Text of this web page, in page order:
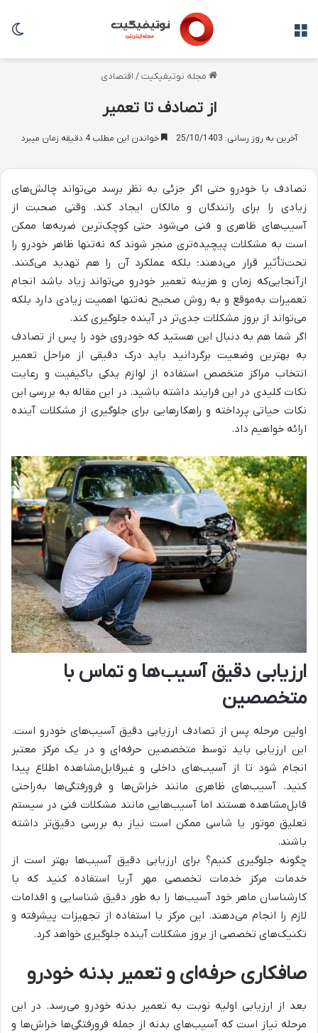
مجله نوتیفیکیت/ اقتصادی
از تصادف تا تعمیر
آخرین به روز رسانی: 25/10/1403 خواندن این مطلب 4 دقیقه زمان میبرد
تصادف با خودرو حتی اگر جزئی به نظر برسد می‌تواند چالش‌های
زیادی را برای رانندگان و مالکان ایجاد کند. وقتی صحبت از
آسیب‌های ظاهری و فنی می‌شود حتی کوچک‌ترین ضربه‌ها ممکن
است به مشکلات پیچیده‌تری منجر شوند که نه‌تنها ظاهر خودرو را
تحت‌تأثیر قرار می‌دهند؛ بلکه عملکرد آن را هم تهدید می‌کنند.
ازآنجایی‌که زمان و هزینه تعمیر خودرو می‌تواند زیاد باشد انجام
تعمیرات به‌موقع و به روش صحیح نه‌تنها اهمیت زیادی دارد بلکه
می‌تواند از بروز مشکلات جدی‌تر در آینده جلوگیری کند.
اگر شما هم به دنبال این هستید که خودروی خود را پس از تصادف
به بهترین وضعیت برگردانید باید درک دقیقی از مراحل تعمیر
انتخاب مراکز متخصص استفاده از لوازم یدکی باکیفیت و رعایت
نکات کلیدی در این فرایند داشته باشید. در این مقاله به بررسی این
نکات حیاتی پرداخته و راهکارهایی برای جلوگیری از مشکلات آینده
ارائه خواهیم داد.
ارزیابی دقیق آسیب‌ها و تماس با
متخصصین
اولین مرحله پس از تصادف ارزیابی دقیق آسیب‌های خودرو است.
این ارزیابی باید توسط متخصصین حرفه‌ای و در یک مرکز معتبر
انجام شود تا از آسیب‌های داخلی و غیرقابل‌مشاهده اطلاع پیدا
کنید. آسیب‌های ظاهری مانند خراش‌ها و فرورفتگی‌ها به‌راحتی
قابل‌مشاهده هستند اما آسیب‌هایی مانند مشکلات فنی در سیستم
تعلیق موتور یا شاسی ممکن است نیاز به بررسی دقیق‌تر داشته
باشند.
چگونه جلوگیری کنیم؟ برای ارزیابی دقیق آسیب‌ها بهتر است از
خدمات مرکز خدمات تخصصی مهر آریا استفاده کنید که با
کارشناسان ماهر خود آسیب‌ها را به طور دقیق شناسایی و اقدامات
لازم را انجام می‌دهند. این مرکز با استفاده از تجهیزات پیشرفته و
تکنیک‌های تخصصی از بروز مشکلات آینده جلوگیری خواهد کرد.
صافکاری حرفه‌ای و تعمیر بدنه خودرو
بعد از ارزیابی اولیه نوبت به تعمیر بدنه خودرو می‌رسد. در این
مرحله نیاز است که آسیب‌های بدنه از جمله فرورفتگی‌ها خراش‌ها و